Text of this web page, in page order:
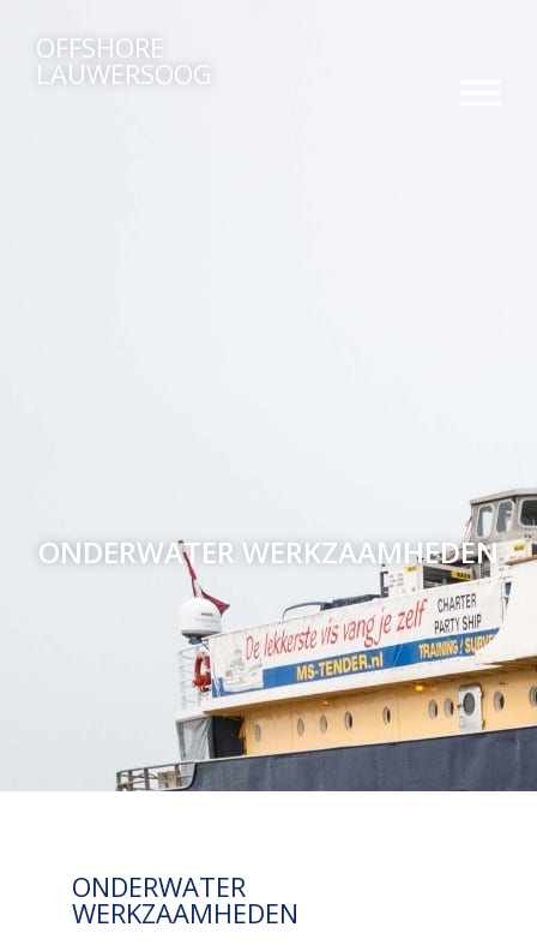
OFFSHORE
LAUWERSOOG
ONDERWATER WERKZAAMHEDEN
ONDERWATER
WERKZAAMHEDEN